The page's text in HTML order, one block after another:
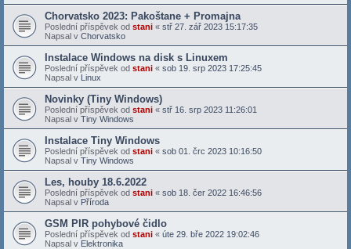
Chorvatsko 2023: Pakoštane + Promajna
Poslední příspěvek od stani « stř 27. zář 2023 15:17:35
Napsal v Chorvatsko
Instalace Windows na disk s Linuxem
Poslední příspěvek od stani « sob 19. srp 2023 17:25:45
Napsal v Linux
Novinky (Tiny Windows)
Poslední příspěvek od stani « stř 16. srp 2023 11:26:01
Napsal v Tiny Windows
Instalace Tiny Windows
Poslední příspěvek od stani « sob 01. črc 2023 10:16:50
Napsal v Tiny Windows
Les, houby 18.6.2022
Poslední příspěvek od stani « sob 18. čer 2022 16:46:56
Napsal v Příroda
GSM PIR pohybové čidlo
Poslední příspěvek od stani « úte 29. bře 2022 19:02:46
Napsal v Elektronika